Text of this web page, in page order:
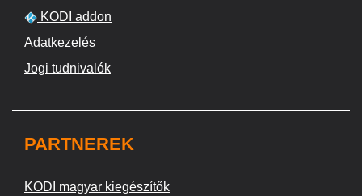
KODI addon
Adatkezelés
Jogi tudnivalók
PARTNEREK
KODI magyar kiegészítők